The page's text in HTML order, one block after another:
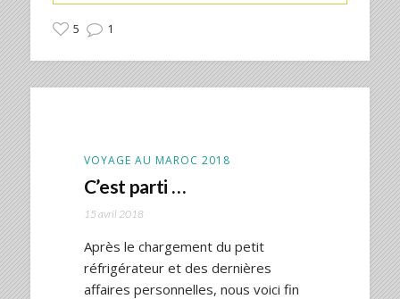
5 1
VOYAGE AU MAROC 2018
C’est parti …
15 avril 2018
Après le chargement du petit
réfrigérateur et des dernières
affaires personnelles, nous voici fin